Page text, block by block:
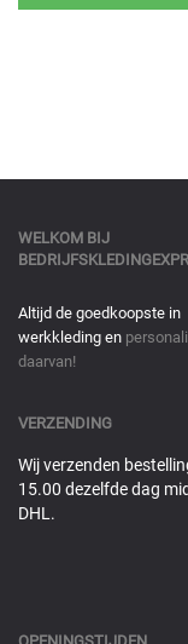
WELKOM BIJ
Altijd de goedkoopste in
werkkleding en
daarvan!
VERZENDING
Wij verzenden
15.00 dezelfde dag
DHL.